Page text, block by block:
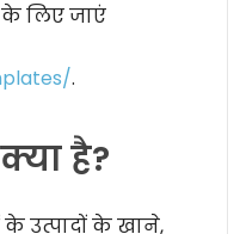
लिए जाएं
.
है?
के उत्पादों के खाने,